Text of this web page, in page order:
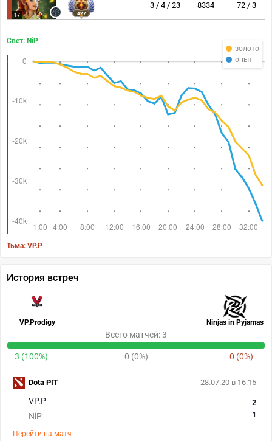
17 427
3 / 4 / 23 8334 72 / 3
золото
опыт
Свет: NiP
Тьма: VP.P
История встреч
VP.Prodigy Ninjas in Pyjamas
Всего матчей: 3
3 (100%) 0 (0%) 0 (0%)
28.07.20 в 16:15
VP.P
NiP
2
1
Перейти на матч
Dota PIT